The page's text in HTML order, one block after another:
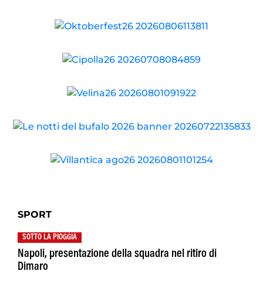
SPORT
SOTTO LA PIOGGIA
Napoli, presentazione della squadra nel ritiro di
Dimaro